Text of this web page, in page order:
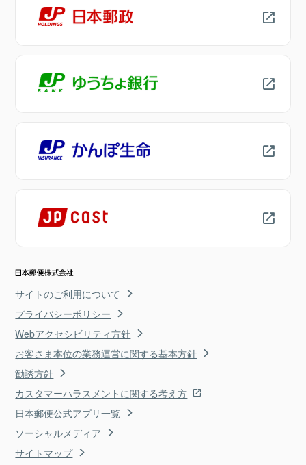
サイトのご利用について
プライバシーポリシー
Webアクセシビリティ方針
お客さま本位の業務運営に関する基本方針
勧誘方針
カスタマーハラスメントに関する考え方
日本郵便公式アプリ一覧
ソーシャルメディア
サイトマップ